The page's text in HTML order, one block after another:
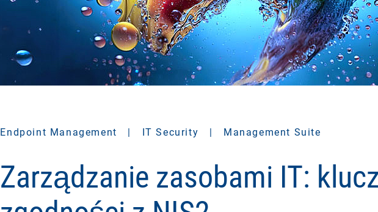
Endpoint Management | IT Security | Management Suite
Zarządzanie zasobami IT: